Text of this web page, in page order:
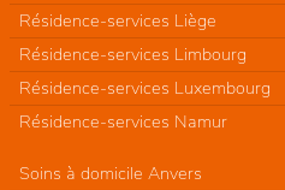
Résidence-services Liège
Résidence-services Limbourg
Résidence-services Luxembourg
Résidence-services Namur
Soins à domicile Anvers